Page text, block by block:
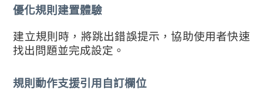
優化規則建置體驗
建立規則時，將跳出錯誤提示，協助使用者快速
找出問題並完成設定。
規則動作支援引用自訂欄位